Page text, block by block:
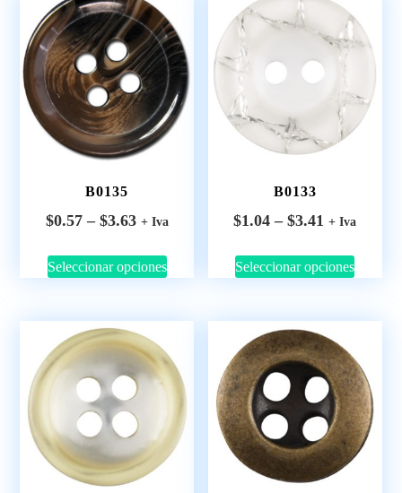
B0135
$0.57 – $3.63 + Iva
Seleccionar opciones
B0133
$1.04 – $3.41 + Iva
Seleccionar opciones